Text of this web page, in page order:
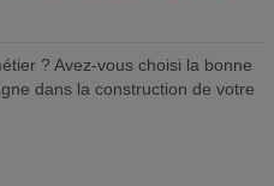
? Avez-vous choisi la bonne
dans la construction de votre